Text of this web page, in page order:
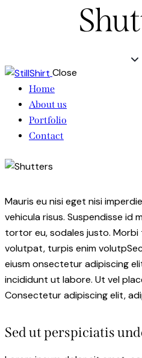
Close
Home
About us
Portfolio
Contact
Mauris eu nisi eget nisi
vehicula risus. Suspendisse id
tortor eu, sodales justo.
volutpat, turpis enim
eiusm onsectetur adipiscing
incididunt ut labore. Ut vel
Consectetur adipiscing elit,
Sed ut perspiciatis